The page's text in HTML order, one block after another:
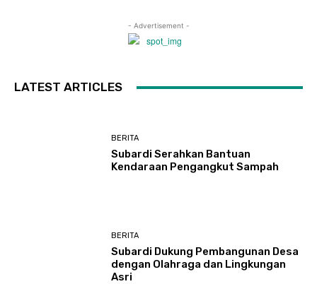
- Advertisement -
LATEST ARTICLES
BERITA
Subardi Serahkan Bantuan
Kendaraan Pengangkut Sampah
BERITA
Subardi Dukung Pembangunan Desa
dengan Olahraga dan Lingkungan
Asri